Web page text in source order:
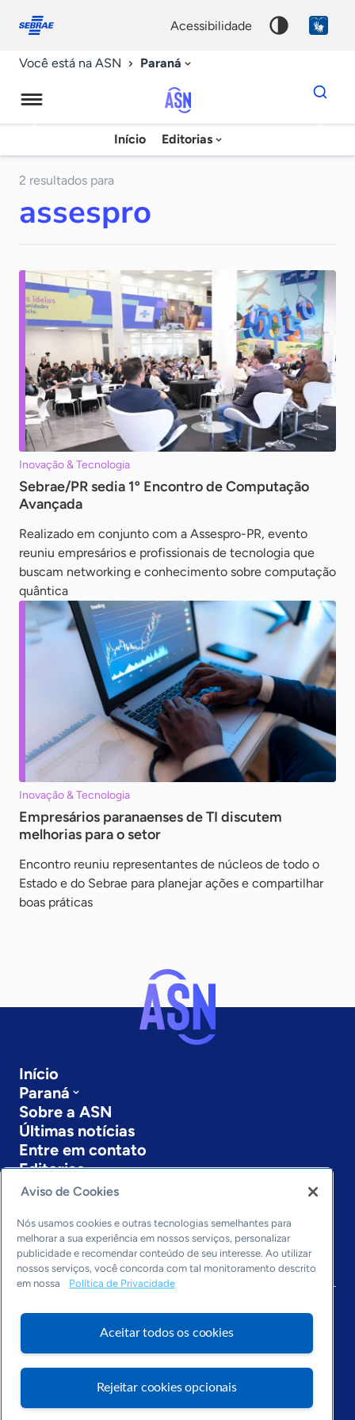
conosco
acessibilidade
Você está na ASN Paraná
Agência
Sebrae
Início Editorias
Dados
para
chave
2 resultados para
assespro
Inovação & Tecnologia
Sebrae/PR sedia 1º Encontro de Computação
Avançada
Realizado em conjunto com a Assespro-PR, evento
reuniu empresários e profissionais de tecnologia que
buscam networking e conhecimento sobre computação
quântica
Inovação & Tecnologia
Empresários paranaenses de TI discutem
melhorias para o setor
Encontro reuniu representantes de núcleos de todo o
Estado e do Sebrae para planejar ações e compartilhar
boas práticas
Início
Paraná
Sobre a ASN
Últimas notícias
Entre em contato
Editorias
Economia & Política
Inovação & Tecnologia
Cultura empreendedora
Dados
Arquivo
Aviso de Cookies
Nós usamos cookies e outras tecnologias semelhantes para
melhorar a sua experiência em nossos serviços, personalizar
publicidade e recomendar conteúdo de seu interesse. Ao utilizar
nossos serviços, você concorda com tal monitoramento descrito
em nossa
Política de Privacidade
Aceitar todos os cookies
Rejeitar cookies opcionais